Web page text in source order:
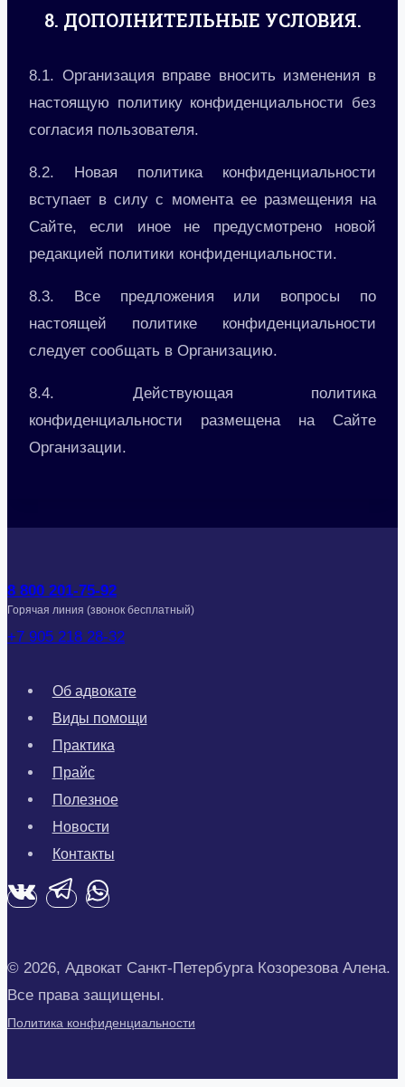
8. ДОПОЛНИТЕЛЬНЫЕ УСЛОВИЯ.
8.1. Организация вправе вносить изменения в
настоящую политику конфиденциальности без
согласия пользователя.
8.2. Новая политика конфиденциальности
вступает в силу с момента ее размещения на
Сайте, если иное не предусмотрено новой
редакцией политики конфиденциальности.
8.3. Все предложения или вопросы по
настоящей политике конфиденциальности
следует сообщать в Организацию.
8.4. Действующая политика
конфиденциальности размещена на Сайте
Организации.
8 800 201-75-92
Горячая линия (звонок бесплатный)
+7 905 218 28-32
Об адвокате
Виды помощи
Практика
Прайс
Полезное
Новости
Контакты
© 2026, Адвокат Санкт-Петербурга Козорезова Алена.
Все права защищены.
Политика конфиденциальности